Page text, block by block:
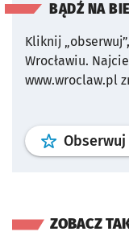
BĄDŹ NA
Kliknij
Wrocławiu.
www.wroclaw.pl
Obserwuj
ZOBACZ